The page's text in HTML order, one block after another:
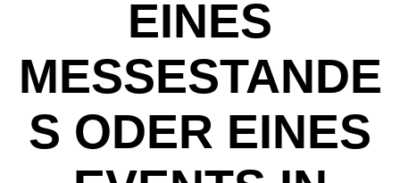
INES M
ESSESTANDES
ODER EINES E